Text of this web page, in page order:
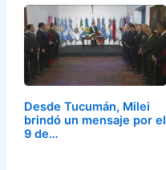
Desde Tucumán, Milei
brindó un mensaje por el
9 de…